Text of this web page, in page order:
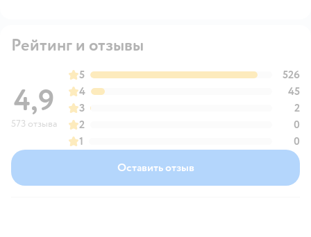
Рейтинг и отзывы
4,9
573 отзыва
5
526
4
45
3
2
2
0
1
0
Оставить отзыв